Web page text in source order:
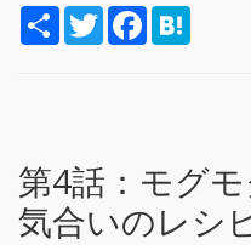
S
h
T
w
F
a
第4話： モグ
気合いのレシ